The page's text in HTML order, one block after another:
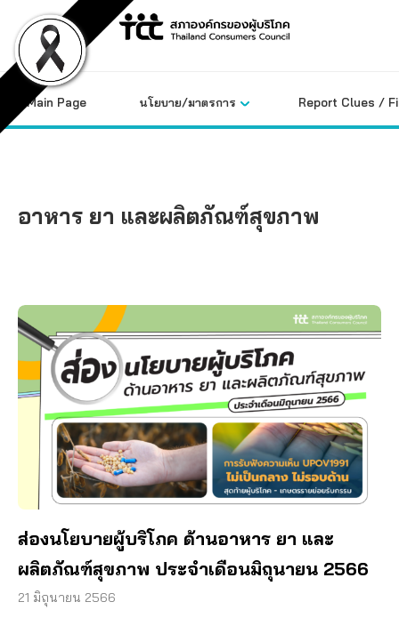
content
Main Page นโยบาย/มาตรการ Report Clues /
อาหาร ยา และผลิตภัณฑ์สุขภาพ
ส่องนโยบายผู้บริโภค ด้านอาหาร ยา และ
ผลิตภัณฑ์สุขภาพ ประจำเดือนมิถุนายน 2566
21 มิถุนายน 2566